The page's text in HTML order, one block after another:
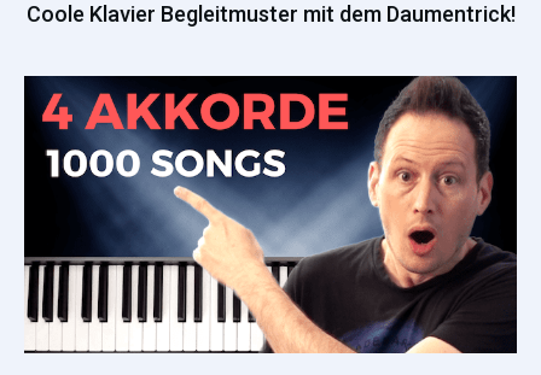
Coole Klavier Begleitmuster mit dem Daumentrick!